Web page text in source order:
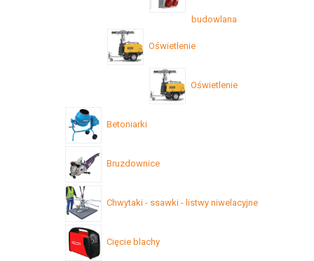
budowlana
Oświetlenie
Oświetlenie
Betoniarki
Bruzdownice
Chwytaki - ssawki - listwy niwelacyjne
Cięcie blachy